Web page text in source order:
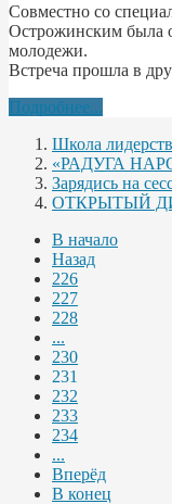
Совместно со
Острожинским была
молодежи.
Встреча прошла в
Подробнее...
Школа
«РАДУГА
Зарядись на
ОТКРЫТЫЙ
В начало
Назад
226
227
228
...
230
231
232
233
234
...
Вперёд
В конец